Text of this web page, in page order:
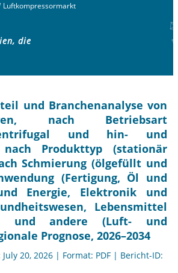
Luftkompressormarkt
die
und Branchenanalyse von
nach Betriebsart
und hin- und
nach Produkttyp (stationär
Schmierung (ölgefüllt und
(Fertigung, Öl und
Energie, Elektronik und
Lebensmittel
und andere (Luft- und
Prognose, 2026–2034
20, 2026 | Format: PDF | Bericht-ID: